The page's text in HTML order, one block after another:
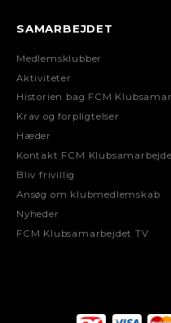
SAMARBEJDET
Medlemsklubber
Aktiviteter
Historien bag FCM
Krav og forpligtelser
Hæder
Kontakt FCM
Bliv frivillig
Ansøg om klubmedlemskab
Nyheder
FCM Klubsamarbejdet TV